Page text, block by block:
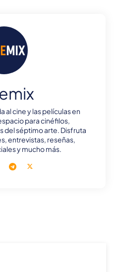
al cine y las películas en
para cinéfilos,
del séptimo arte. Disfruta
entrevistas, reseñas,
y mucho más.